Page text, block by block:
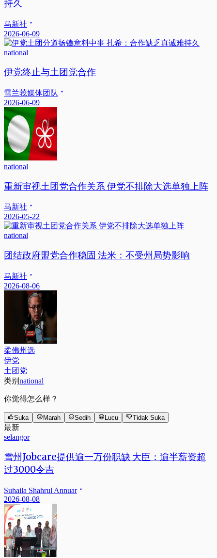
持久
马新社
2026-06-09
national
伊党终止与土团党合作
雪兰莪媒体团队
2026-06-09
national
重新审视土团党合作关系 伊党不排除大选单独上阵
马新社
2026-05-22
national
团结政府盟党合作稳固 法米：不受州局势影响
马新社
2026-08-06
柔佛州选
伊党
土团党
类别 national
你觉得怎么样？
Suka Marah Sedih Lucu Tidak Suka
最新
selangor
雪州Jobcare提供逾一万份职缺 大臣：逾半薪资超
过3000令吉
Suhaila Shahrul Annuar
2026-08-08